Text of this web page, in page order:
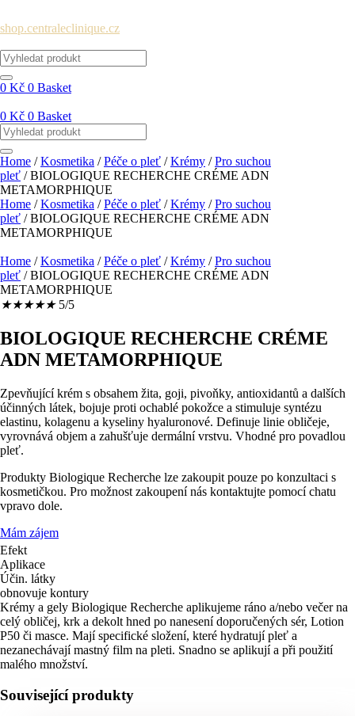
content
shop.centraleclinique.cz
0 Kč 0 Basket
0 Kč 0 Basket
Home /Kosmetika /Péče o pleť /Krémy /Pro suchou
pleť / BIOLOGIQUE RECHERCHE CRÉME ADN
METAMORPHIQUE
Home /Kosmetika /Péče o pleť /Krémy /Pro suchou
pleť / BIOLOGIQUE RECHERCHE CRÉME ADN
METAMORPHIQUE
Home /Kosmetika /Péče o pleť /Krémy /Pro suchou
pleť / BIOLOGIQUE RECHERCHE CRÉME ADN
METAMORPHIQUE
★★★★★ 5/5
BIOLOGIQUE RECHERCHE CRÉME
ADN METAMORPHIQUE
Zpevňující krém s obsahem žita, goji, pivoňky, antioxidantů a dalších
účinných látek, bojuje proti ochablé pokožce a stimuluje syntézu
elastinu, kolagenu a kyseliny hyaluronové. Definuje linie obličeje,
vyrovnává objem a zahušťuje dermální vrstvu. Vhodné pro povadlou
pleť.
Produkty Biologique Recherche lze zakoupit pouze po konzultaci s
kosmetičkou. Pro možnost zakoupení nás kontaktujte pomocí chatu
vpravo dole.
Mám zájem
Efekt
Aplikace
Účin. látky
obnovuje kontury
Krémy a gely Biologique Recherche aplikujeme ráno a/nebo večer na
celý obličej, krk a dekolt hned po nanesení doporučených sér, Lotion
P50 či masce. Mají specifické složení, které hydratují pleť a
nezanechávají mastný film na pleti. Snadno se aplikují a při použití
malého množství.
Související produkty